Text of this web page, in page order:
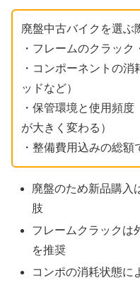
廃盤中古バイクを選ぶ
・フレームのクラッ
・コンポーネントの
ッドなど）
・保管環境と使用頻
が大きく変わる）
・整備費用込みの総額
廃盤のため新品購入
肢
フレームクラックは
を推奨
コンポの消耗状態に